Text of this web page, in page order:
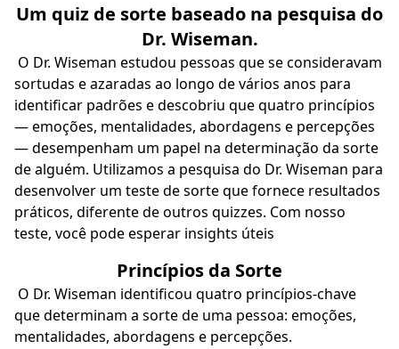
Um quiz de sorte baseado na pesquisa do
Dr. Wiseman.
O Dr. Wiseman estudou pessoas que se consideravam
sortudas e azaradas ao longo de vários anos para
identificar padrões e descobriu que quatro princípios
— emoções, mentalidades, abordagens e percepções
— desempenham um papel na determinação da sorte
de alguém. Utilizamos a pesquisa do Dr. Wiseman para
desenvolver um teste de sorte que fornece resultados
práticos, diferente de outros quizzes. Com nosso
teste, você pode esperar insights úteis
Princípios da Sorte
O Dr. Wiseman identificou quatro princípios-chave
que determinam a sorte de uma pessoa: emoções,
mentalidades, abordagens e percepções.